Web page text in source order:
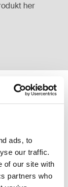
ads, to
our traffic.
of our site with
partners who
her
Black
rain cover